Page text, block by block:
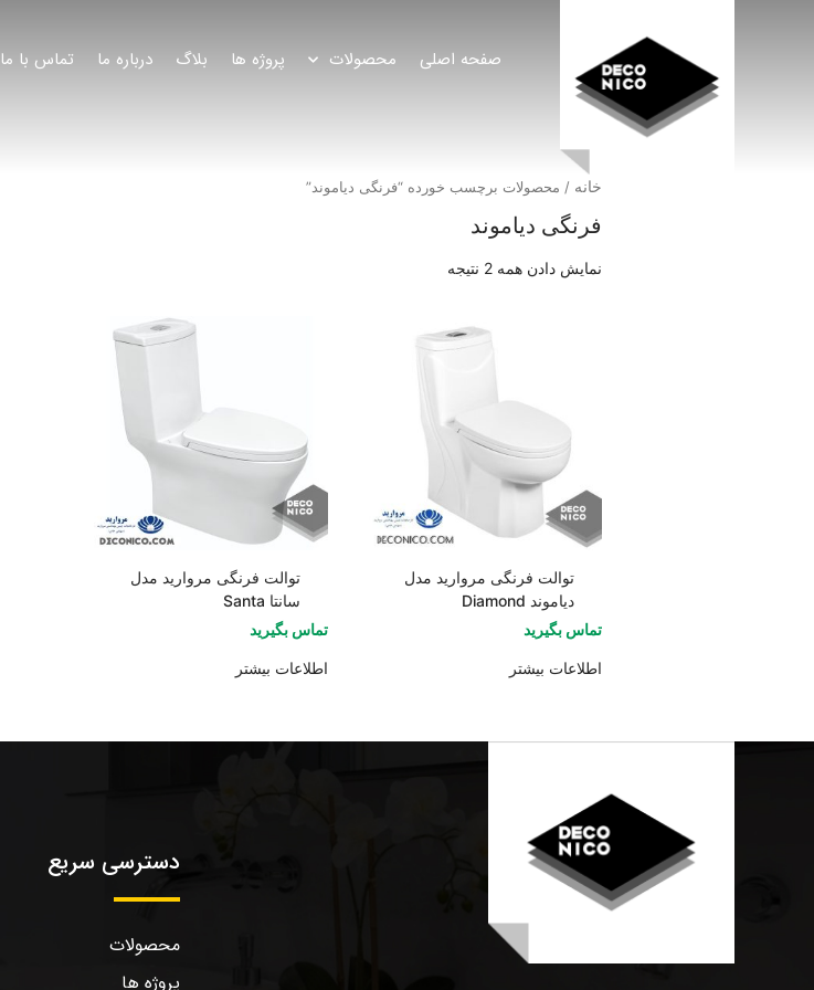
صفحه اصلی محصولات پروژه ها بلاگ درباره ما تماس با ما
خانه / محصولات برچسب خورده “فرنگی دیاموند”
فرنگی دیاموند
نمایش دادن همه 2 نتیجه
توالت فرنگی مروارید مدل
دیاموند Diamond
تماس بگیرید
اطلاعات بیشتر
توالت فرنگی مروارید مدل
سانتا Santa
تماس بگیرید
اطلاعات بیشتر
دسترسی سریع
محصولات
پروژه ها